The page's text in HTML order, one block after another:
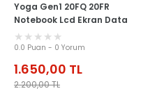
Yoga Gen1 20FQ 20FR
Notebook Lcd Ekran Data
Flex Kablosu
0.0 Puan - 0 Yorum
1.650,00 TL
2.200,00TL